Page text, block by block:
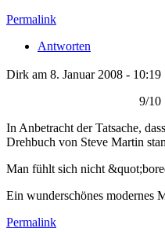
Permalink
Antworten
Dirk am 8. Januar 2008 - 10:19
9/10
In Anbetracht der Tatsache,
Drehbuch von Steve Martin
Man fühlt sich nicht
Ein wunderschönes modernes
Permalink